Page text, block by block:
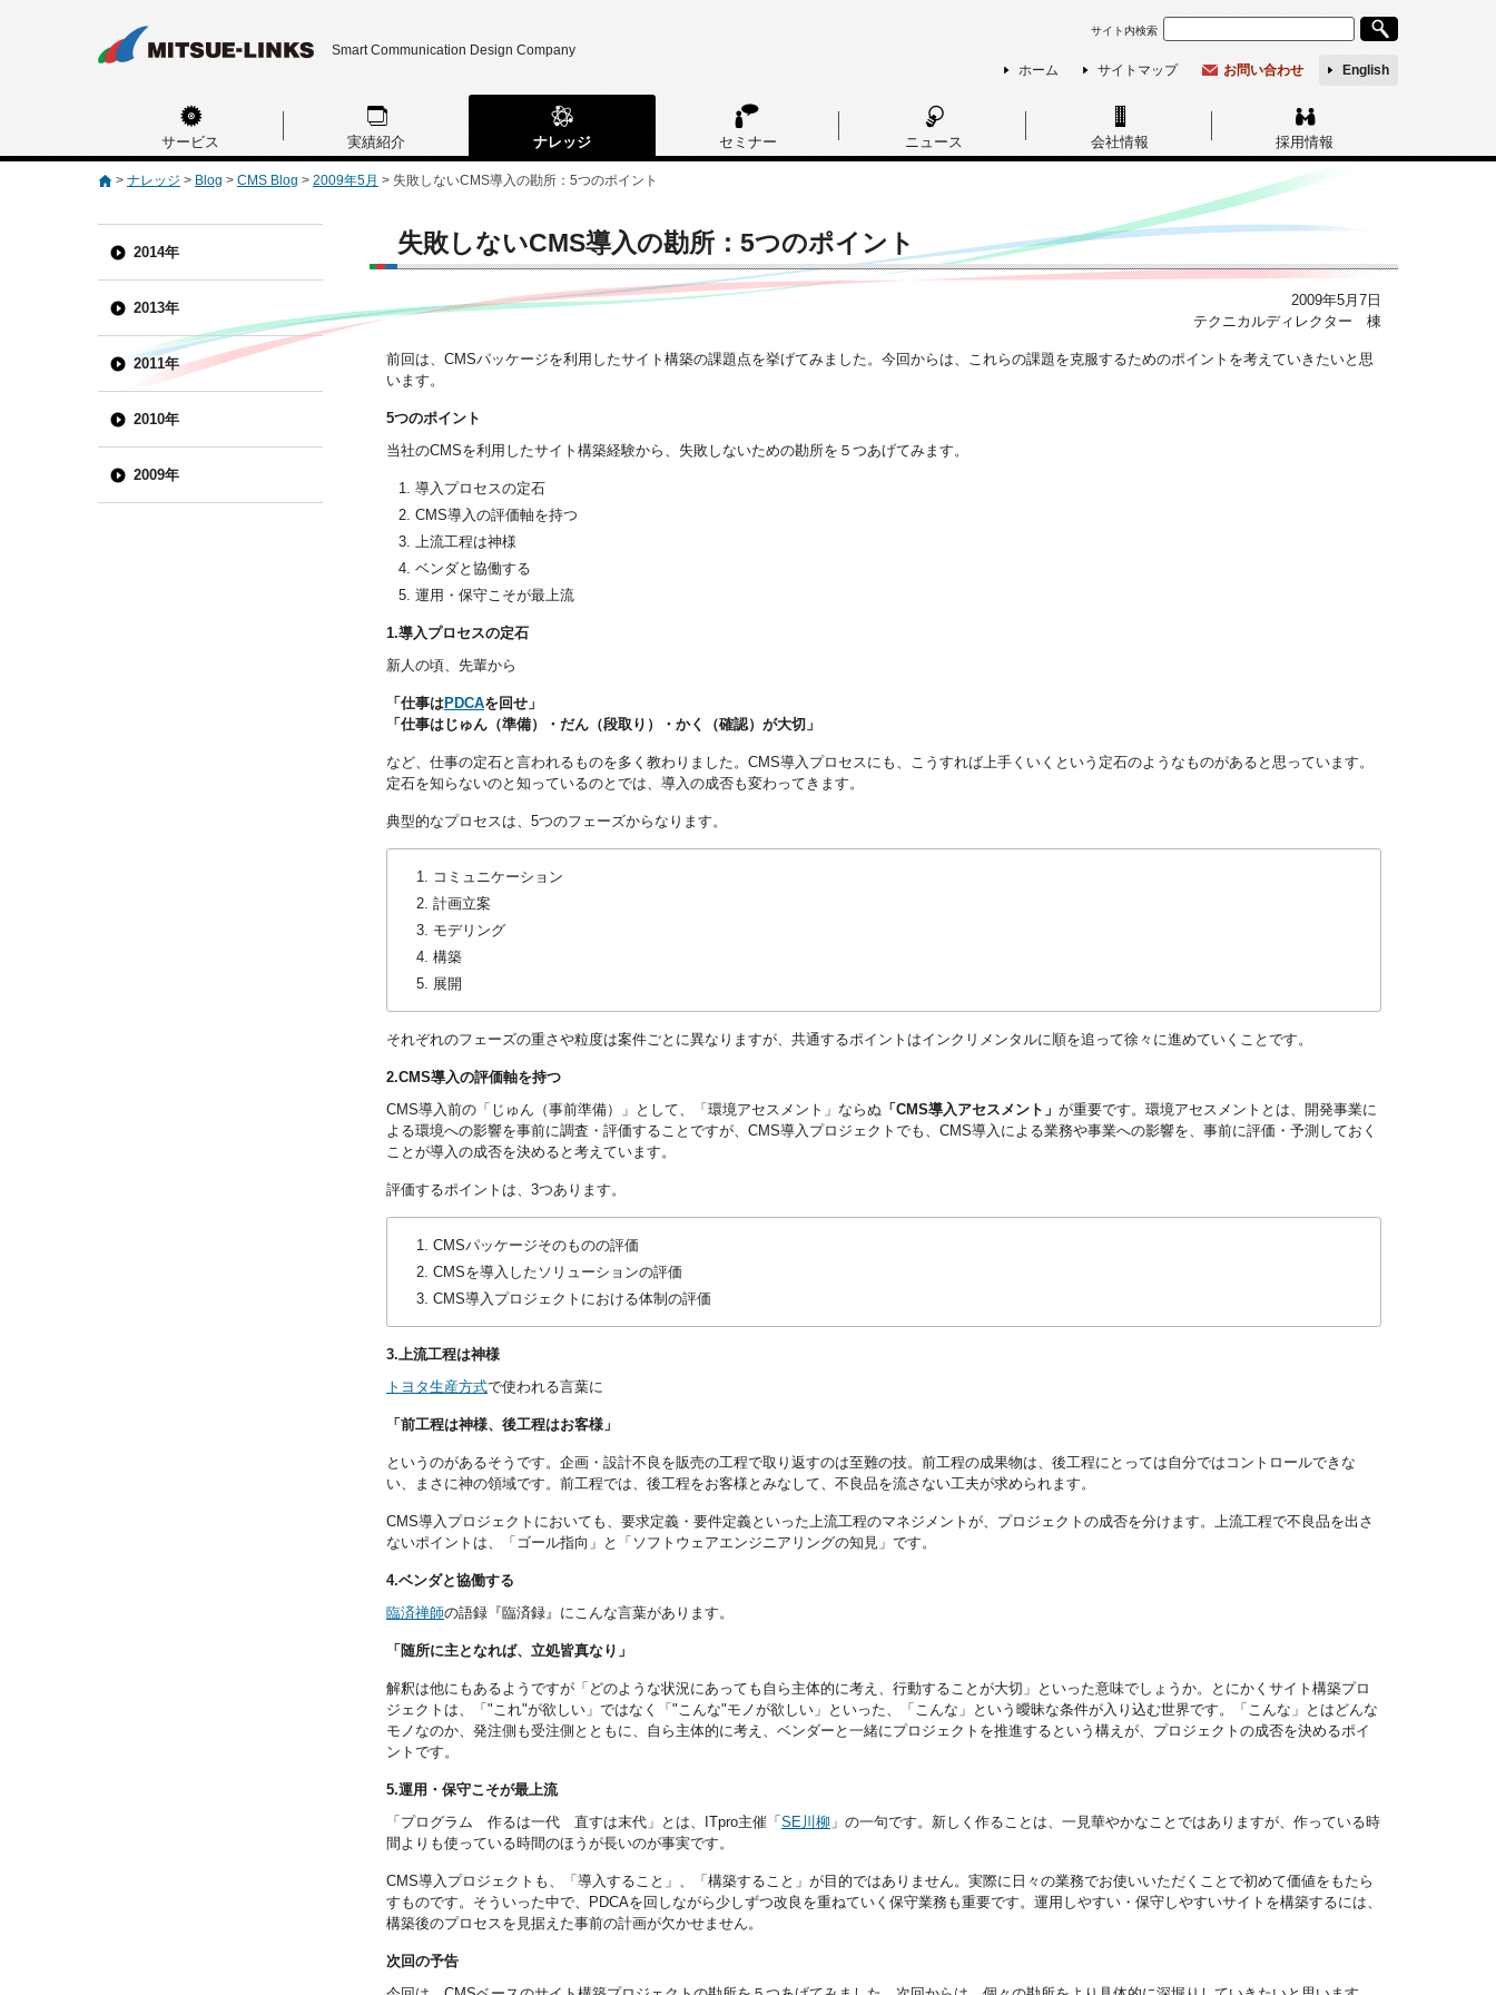
Smart Communication Design Company
サイト内検索
ホーム サイトマップ お問い合わせ English
サービス 実績紹介 ナレッジ セミナー ニュース 会社情報 採用情報
> ナレッジ > Blog > CMS Blog > 2009年5月 > 失敗しないCMS導入の勘所：5つのポイント
失敗しないCMS導入の勘所：5つのポイント
2009年5月7日
テクニカルディレクター 棟
前回は、CMSパッケージを利用したサイト構築の課題点を挙げてみました。今回からは、これらの課題を克服するためのポイントを考えていきたいと思
います。
5つのポイント
当社のCMSを利用したサイト構築経験から、失敗しないための勘所を５つあげてみます。
導入プロセスの定石
CMS導入の評価軸を持つ
上流工程は神様
ベンダと協働する
運用・保守こそが最上流
1.導入プロセスの定石
新人の頃、先輩から
「仕事はPDCAを回せ」
「仕事はじゅん（準備）・だん（段取り）・かく（確認）が大切」
など、仕事の定石と言われるものを多く教わりました。CMS導入プロセスにも、こうすれば上手くいくという定石のようなものがあると思っています。
定石を知らないのと知っているのとでは、導入の成否も変わってきます。
典型的なプロセスは、5つのフェーズからなります。
コミュニケーション
計画立案
モデリング
構築
展開
それぞれのフェーズの重さや粒度は案件ごとに異なりますが、共通するポイントはインクリメンタルに順を追って徐々に進めていくことです。
2.CMS導入の評価軸を持つ
CMS導入前の「じゅん（事前準備）」として、「環境アセスメント」ならぬ 「CMS導入アセスメント」 が重要です。環境アセスメントとは、開発事業に
よる環境への影響を事前に調査・評価することですが、CMS導入プロジェクトでも、CMS導入による業務や事業への影響を、事前に評価・予測しておく
ことが導入の成否を決めると考えています。
評価するポイントは、3つあります。
CMSパッケージそのものの評価
CMSを導入したソリューションの評価
CMS導入プロジェクトにおける体制の評価
3.上流工程は神様
トヨタ生産方式で使われる言葉に
「前工程は神様、後工程はお客様」
というのがあるそうです。企画・設計不良を販売の工程で取り返すのは至難の技。前工程の成果物は、後工程にとっては自分ではコントロールできな
い、まさに神の領域です。前工程では、後工程をお客様とみなして、不良品を流さない工夫が求められます。
CMS導入プロジェクトにおいても、要求定義・要件定義といった上流工程のマネジメントが、プロジェクトの成否を分けます。上流工程で不良品を出さ
ないポイントは、「ゴール指向」と「ソフトウェアエンジニアリングの知見」です。
4.ベンダと協働する
臨済禅師の語録『臨済録』にこんな言葉があります。
「随所に主となれば、立処皆真なり」
解釈は他にもあるようですが「どのような状況にあっても自ら主体的に考え、行動することが大切」といった意味でしょうか。とにかくサイト構築プロ
ジェクトは、「"これ"が欲しい」ではなく「"こんな"モノが欲しい」といった、「こんな」という曖昧な条件が入り込む世界です。「こんな」とはどんな
モノなのか、発注側も受注側とともに、自ら主体的に考え、ベンダーと一緒にプロジェクトを推進するという構えが、プロジェクトの成否を決めるポイ
ントです。
5.運用・保守こそが最上流
「プログラム 作るは一代 直すは末代」とは、ITpro主催「 SE川柳 」の一句です。新しく作ることは、一見華やかなことではありますが、作っている時
間よりも使っている時間のほうが長いのが事実です。
CMS導入プロジェクトも、「導入すること」、「構築すること」が目的ではありません。実際に日々の業務でお使いいただくことで初めて価値をもたら
すものです。そういった中で、PDCAを回しながら少しずつ改良を重ねていく保守業務も重要です。運用しやすい・保守しやすいサイトを構築するには、
構築後のプロセスを見据えた事前の計画が欠かせません。
次回の予告
2014年
2013年
2011年
2010年
2009年